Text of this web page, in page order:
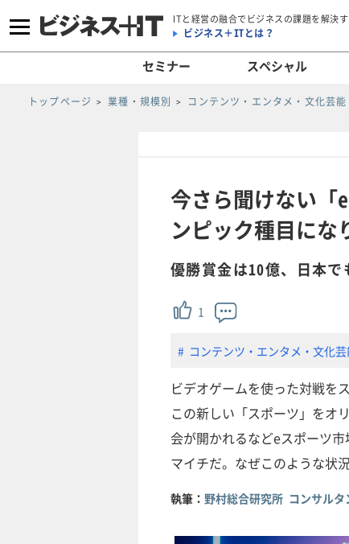
ITと経営の融合でビジネスの課題を解決
ビジネス＋ITとは？
セミナー スペシャル
トップページ 業種・規模別 コンテンツ・エンタメ・文化芸
今さら聞けない「
ンピック種目にな
優勝賞金は10億、日本で
1
コンテンツ・エンタメ・文化
ビデオゲームを使った対戦を
この新しい「スポーツ」をオ
会が開かれるなどeスポーツ
マイチだ。なぜこのような状
執筆： 野村総合研究所 コンサル